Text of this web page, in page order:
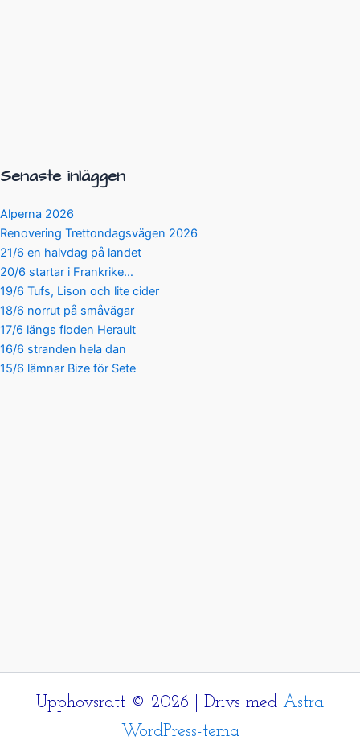
Senaste inläggen
Alperna 2026
Renovering Trettondagsvägen 2026
21/6 en halvdag på landet
20/6 startar i Frankrike…
19/6 Tufs, Lison och lite cider
18/6 norrut på småvägar
17/6 längs floden Herault
16/6 stranden hela dan
15/6 lämnar Bize för Sete
Upphovsrätt © 2026 | Drivs med Astra
WordPress-tema